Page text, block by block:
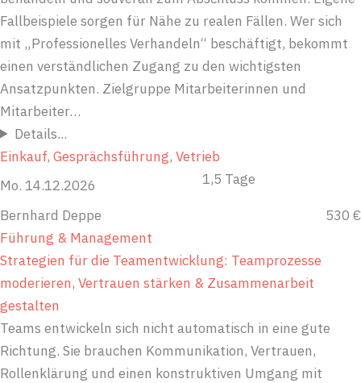
Fallbeispiele sorgen für Nähe zu realen Fällen. Wer sich
mit „Professionelles Verhandeln“ beschäftigt, bekommt
einen verständlichen Zugang zu den wichtigsten
Ansatzpunkten. Zielgruppe Mitarbeiterinnen und
Mitarbeiter…
Details...
Einkauf, Gesprächsführung, Vetrieb
Mo. 14.12.2026
1,5 Tage
Bernhard Deppe
530 €
Führung & Management
Strategien für die Teamentwicklung: Teamprozesse
moderieren, Vertrauen stärken & Zusammenarbeit
gestalten
Teams entwickeln sich nicht automatisch in eine gute
Richtung. Sie brauchen Kommunikation, Vertrauen,
Rollenklärung und einen konstruktiven Umgang mit